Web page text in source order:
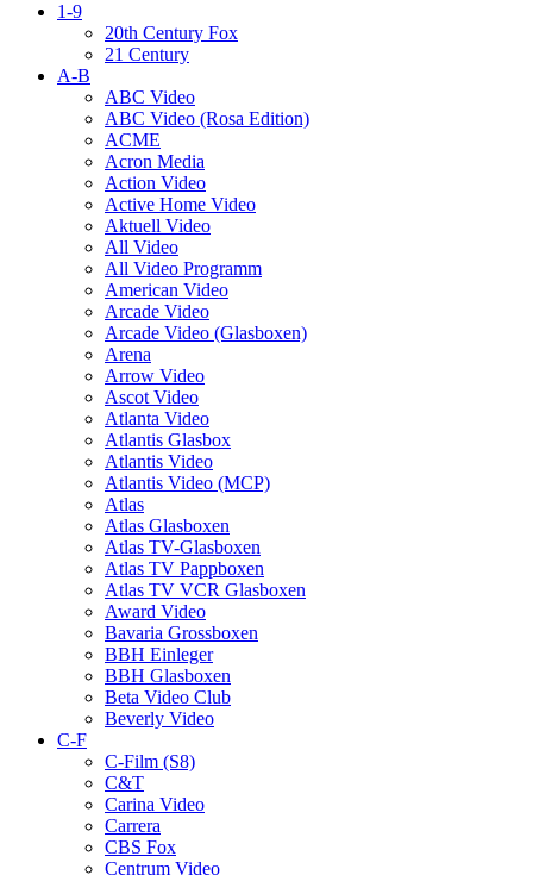
1-9
20th Century Fox
21 Century
A-B
ABC Video
ABC Video (Rosa Edition)
ACME
Acron Media
Action Video
Active Home Video
Aktuell Video
All Video
All Video Programm
American Video
Arcade Video
Arcade Video (Glasboxen)
Arena
Arrow Video
Ascot Video
Atlanta Video
Atlantis Glasbox
Atlantis Video
Atlantis Video (MCP)
Atlas
Atlas Glasboxen
Atlas TV-Glasboxen
Atlas TV Pappboxen
Atlas TV VCR Glasboxen
Award Video
Bavaria Grossboxen
BBH Einleger
BBH Glasboxen
Beta Video Club
Beverly Video
C-F
C-Film (S8)
C&T
Carina Video
Carrera
CBS Fox
Centrum Video